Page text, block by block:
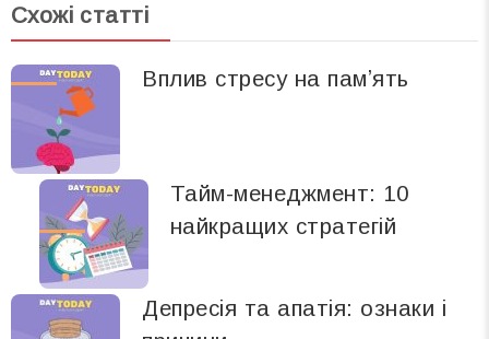
Схожі статті
Вплив стресу на памʼять
Тайм-менеджмент: 10
найкращих стратегій
Депресія та апатія: ознаки і